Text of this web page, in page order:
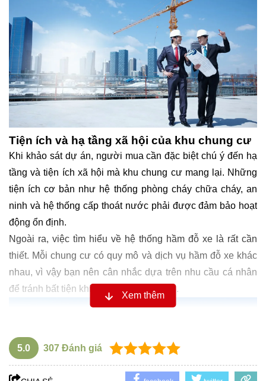
Tiện ích và hạ tầng xã hội của khu chung cư
Khi khảo sát dự án, người mua cần đặc biệt chú ý đến hạ
tầng và tiện ích xã hội mà khu chung cư mang lại. Những
tiện ích cơ bản như hệ thống phòng cháy chữa cháy, an
ninh và hệ thống cấp thoát nước phải được đảm bảo hoạt
động ổn định.
Ngoài ra, việc tìm hiểu về hệ thống hầm đỗ xe là rất cần
thiết. Mỗi chung cư có quy mô và dịch vụ hầm đỗ xe khác
nhau, vì vậy bạn nên cân nhắc dựa trên nhu cầu cá nhân
để tránh bất tiện khi di chuyển và gửi xe.
Xem thêm
5.0 307 Đánh giá